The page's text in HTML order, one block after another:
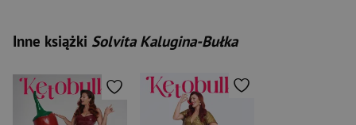
Inne książki Solvita Kalugina-Bułka